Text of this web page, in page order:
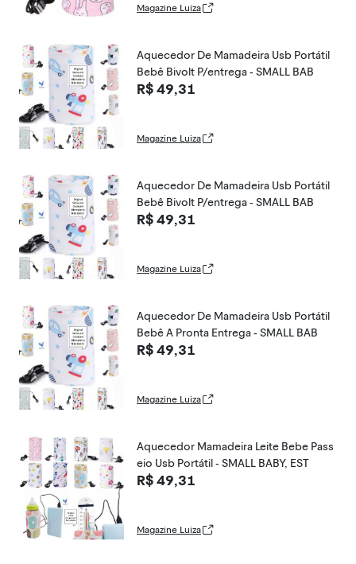
Magazine Luiza
Aquecedor De Mamadeira Usb Portátil
Bebê Bivolt P/entrega - SMALL BAB
R$ 49,31
Magazine Luiza
Aquecedor De Mamadeira Usb Portátil
Bebê Bivolt P/entrega - SMALL BAB
R$ 49,31
Magazine Luiza
Aquecedor De Mamadeira Usb Portátil
Bebê A Pronta Entrega - SMALL BAB
R$ 49,31
Magazine Luiza
Aquecedor Mamadeira Leite Bebe Pass
eio Usb Portátil - SMALL BABY, EST
R$ 49,31
Magazine Luiza